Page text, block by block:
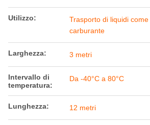
Utilizzo:
Trasporto di liquidi
carburante
Larghezza: 3 metri
Intervallo di
temperatura:
Da -40°C a 80°C
Lunghezza: 12 metri